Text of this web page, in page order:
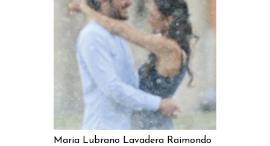
AGGIUNGI AL CARRELLO
Maria Lubrano Lavadera Raimondo